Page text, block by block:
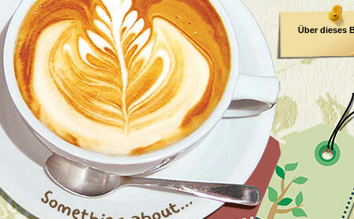
Über dieses